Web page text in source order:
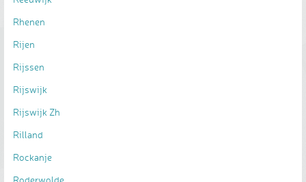
Rhenen
Rijen
Rijssen
Rijswijk
Rijswijk Zh
Rilland
Rockanje
Roderwolde